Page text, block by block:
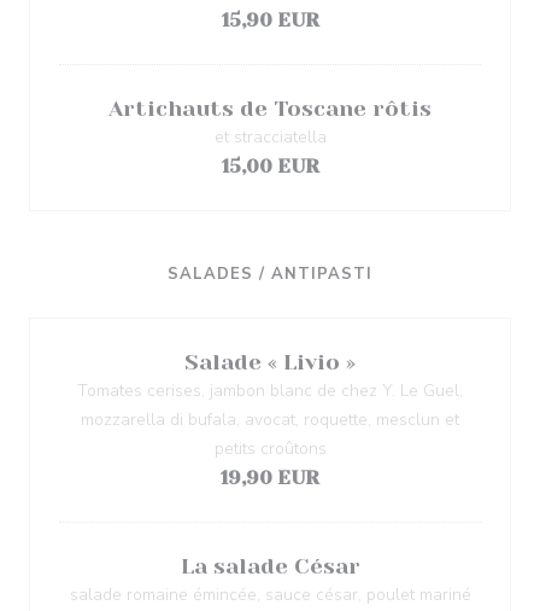
15,90 EUR
Artichauts de Toscane rôtis
et stracciatella
15,00 EUR
SALADES / ANTIPASTI
Salade « Livio »
Tomates cerises, jambon blanc de chez Y. Le Guel,
mozzarella di bufala, avocat, roquette, mesclun et
petits croûtons
19,90 EUR
La salade César
salade romaine émincée, sauce césar, poulet mariné